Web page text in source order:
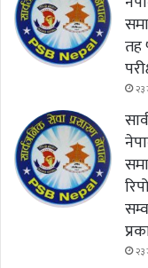
तह
२३
२३